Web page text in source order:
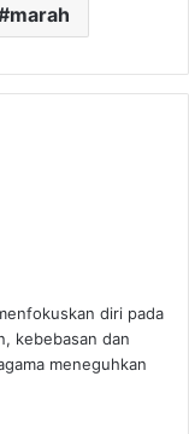
marah
diri pada
kebebasan dan
meneguhkan